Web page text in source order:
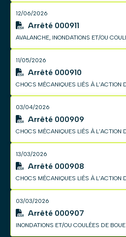
12/06/2026
Arrêté 000911
11/05/2026
Arrêté 000910
03/04/2026
Arrêté 000909
13/03/2026
Arrêté 000908
03/03/2026
Arrêté 000907
INONDATIONS ET/OU COULÉES DE BOUE